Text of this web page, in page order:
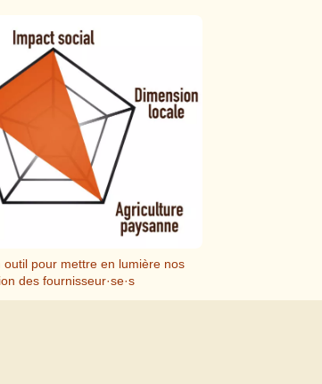
pour mettre en lumière nos
des fournisseur·se·s